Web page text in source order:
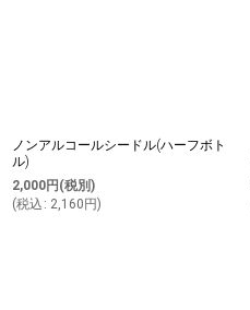
ノンアルコールシードル(ハーフボト
ル)
2,000円 (税別)
(税込 : 2,160 円)